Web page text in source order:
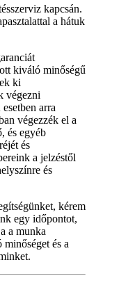
kapcsán.
a hátuk
kiváló minőségű
ki
végezni
arra
végezzék el a
és egyéb
és
a jelzéstől
és
kérem
egy időpontot,
a munka
és a